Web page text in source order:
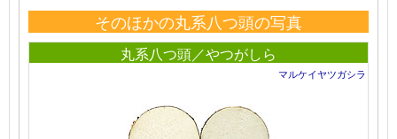
そのほかの丸系八つ頭の写真
丸系八つ頭／やつがしら
マルケイヤツガシラ